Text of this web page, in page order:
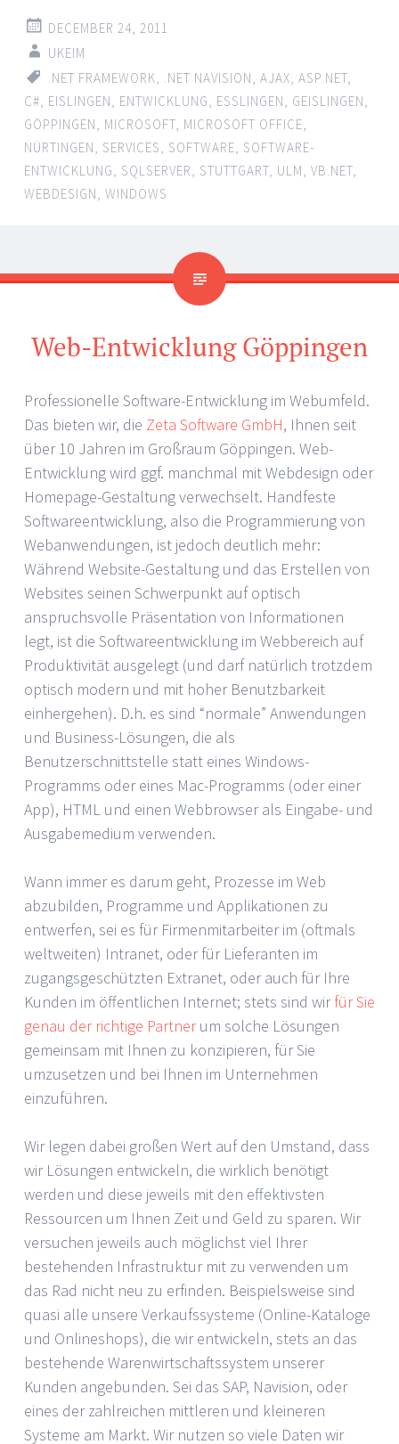
DECEMBER 24, 2011
UKEIM
.NET FRAMEWORK
.NET NAVISION AJAX ASP.NET
C# EISLINGEN ENTWICKLUNG ESSLINGEN GEISLINGEN
GÖPPINGEN
MICROSOFT MICROSOFT OFFICE
NÜRTINGEN
SERVICES SOFTWARE SOFTWARE-
ENTWICKLUNG
SQLSERVER STUTTGART ULM VB.NET
WEBDESIGN WINDOWS
Web-Entwicklung Göppingen
Professionelle Software-Entwicklung im Webumfeld.
Das bieten wir, die Zeta Software GmbH, Ihnen seit
über 10 Jahren im Großraum Göppingen. Web-
Entwicklung wird ggf. manchmal mit Webdesign oder
Homepage-Gestaltung verwechselt. Handfeste
Softwareentwicklung, also die Programmierung von
Webanwendungen, ist jedoch deutlich mehr:
Während Website-Gestaltung und das Erstellen von
Websites seinen Schwerpunkt auf optisch
anspruchsvolle Präsentation von Informationen
legt, ist die Softwareentwicklung im Webbereich auf
Produktivität ausgelegt (und darf natürlich trotzdem
optisch modern und mit hoher Benutzbarkeit
einhergehen). D.h. es sind “normale” Anwendungen
und Business-Lösungen, die als
Benutzerschnittstelle statt eines Windows-
Programms oder eines Mac-Programms (oder einer
App), HTML und einen Webbrowser als Eingabe- und
Ausgabemedium verwenden.
Wann immer es darum geht, Prozesse im Web
abzubilden, Programme und Applikationen zu
entwerfen, sei es für Firmenmitarbeiter im (oftmals
weltweiten) Intranet, oder für Lieferanten im
zugangsgeschützten Extranet, oder auch für Ihre
Kunden im öffentlichen Internet; stets sind wirfür Sie
genau der richtige Partnerum solche Lösungen
gemeinsam mit Ihnen zu konzipieren, für Sie
umzusetzen und bei Ihnen im Unternehmen
einzuführen.
Wir legen dabei großen Wert auf den Umstand, dass
wir Lösungen entwickeln, die wirklich benötigt
werden und diese jeweils mit den effektivsten
Ressourcen um Ihnen Zeit und Geld zu sparen. Wir
versuchen jeweils auch möglichst viel Ihrer
bestehenden Infrastruktur mit zu verwenden um
das Rad nicht neu zu erfinden. Beispielsweise sind
quasi alle unsere Verkaufssysteme (Online-Kataloge
und Onlineshops), die wir entwickeln, stets an das
bestehende Warenwirtschaftssystem unserer
Kunden angebunden. Sei das SAP, Navision, oder
eines der zahlreichen mittleren und kleineren
Systeme am Markt. Wir nutzen so viele Daten wir